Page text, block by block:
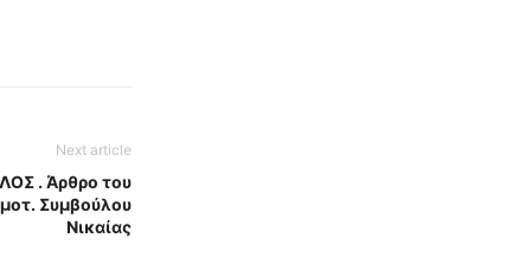
Next article
. Άρθρο του
Συμβούλου
Νικαίας